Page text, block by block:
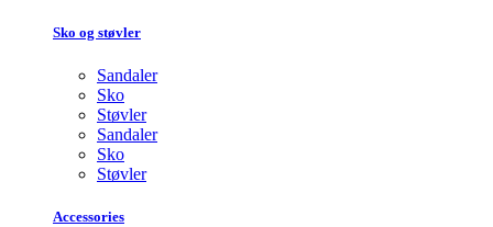
Sko og støvler
Sandaler
Sko
Støvler
Sandaler
Sko
Støvler
Accessories